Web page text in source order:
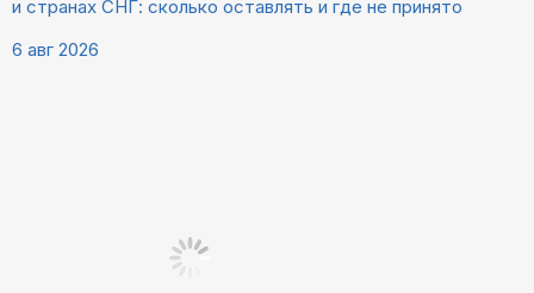
и странах СНГ: сколько оставлять и где не принято
6 авг 2026